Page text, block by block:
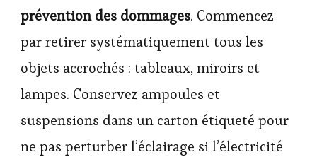
prévention des dommages. Commencez
par retirer systématiquement tous les
objets accrochés : tableaux, miroirs et
lampes. Conservez ampoules et
suspensions dans un carton étiqueté pour
ne pas perturber l’éclairage si l’électricité